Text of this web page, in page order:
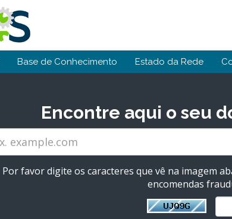
Base de Conhecimento Estado da Rede
Encontre aqui o seu
Por favor digite os caracteres que vê na imagem
encomendas